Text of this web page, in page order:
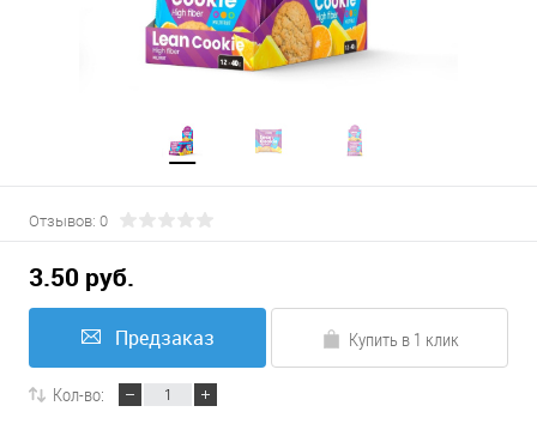
Отзывов: 0
3.50 руб.
Предзаказ Купить в 1 клик
Кол-во: